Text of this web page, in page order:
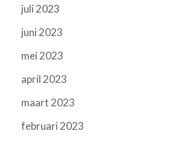
juli 2023
juni 2023
mei 2023
april 2023
maart 2023
februari 2023